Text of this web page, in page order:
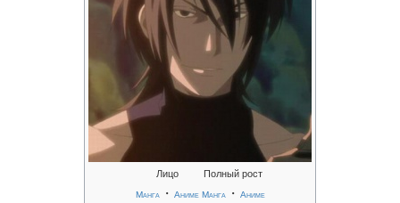
Лицо
Манга ・ Аниме
Полный рост
Манга ・ Аниме